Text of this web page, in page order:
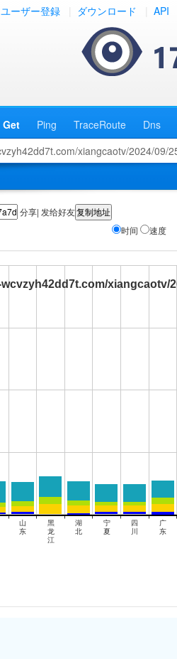
ユーザー登録 ダウンロード API
Get Ping TraceRoute Dns
分享| 发给好友
时间 速度